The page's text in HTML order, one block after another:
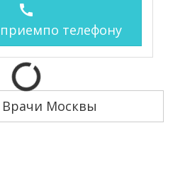
call
по телефону
Москвы